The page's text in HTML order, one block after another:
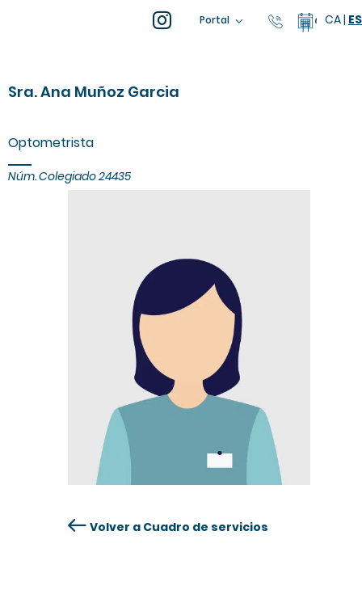
Portal 93 805 04
CA| ES
Sra. Ana Muñoz Garcia
Optometrista
Núm. Colegiado 24435
Volver a Cuadro de servicios